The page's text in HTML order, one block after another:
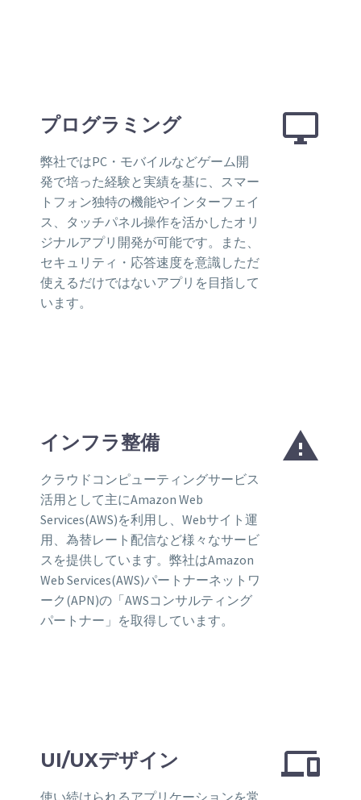
プログラミング
弊社ではPC・モバイルなどゲーム開
発で培った経験と実績を基に、スマー
トフォン独特の機能やインターフェイ
ス、タッチパネル操作を活かしたオリ
ジナルアプリ開発が可能です。また、
セキュリティ・応答速度を意識しただ
使えるだけではないアプリを目指して
います。


インフラ整備
クラウドコンピューティングサービス
活用として主にAmazon Web
Services(AWS)を利用し、Webサイト運
用、為替レート配信など様々なサービ
スを提供しています。弊社はAmazon
Web Services(AWS)パートナーネットワ
ーク(APN)の「AWSコンサルティング
パートナー」を取得しています。


UI/UXデザイン 
